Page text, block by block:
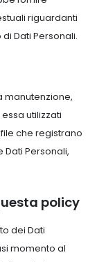
riguardanti
Dati Personali.
manutenzione,
utilizzati
che registrano
Personali,
policy
dei Dati
momento al